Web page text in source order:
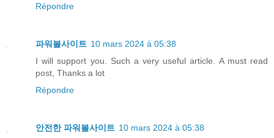
Répondre
파워볼사이트 10 mars 2024 à 05:38
I will support you. Such a very useful article. A must read
post, Thanks a lot
Répondre
안전한 파워볼사이트 10 mars 2024 à 05:38